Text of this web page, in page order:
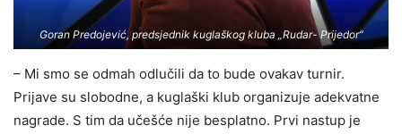
Goran Predojević, predsjednik kuglaškog kluba „Rudar- Prijedor“
– Mi smo se odmah odlučili da to bude ovakav turnir.
Prijave su slobodne, a kuglaški klub organizuje adekvatne
nagrade. S tim da učešće nije besplatno. Prvi nastup je